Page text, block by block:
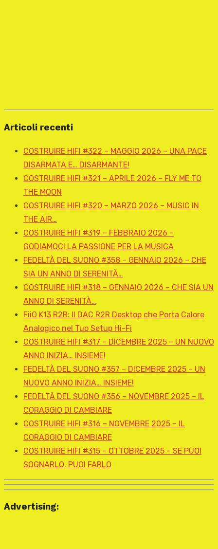
Articoli recenti
COSTRUIRE HIFI #322 – MAGGIO 2026 – UNA PACE
DISARMATA E… DISARMANTE!
COSTRUIRE HIFI #321 – APRILE 2026 – FLY ME TO
THE MOON
COSTRUIRE HIFI #320 – MARZO 2026 – MUSIC IN
THE AIR…
COSTRUIRE HIFI #319 – FEBBRAIO 2026 –
GODIAMOCI LA PASSIONE PER LA MUSICA
FEDELTÀ DEL SUONO #358 – GENNAIO 2026 – CHE
SIA UN ANNO DI SERENITÀ…
COSTRUIRE HIFI #318 – GENNAIO 2026 – CHE SIA UN
ANNO DI SERENITÀ…
FiiO K13 R2R: Il DAC R2R Desktop che Porta Calore
Analogico nel Tuo Setup Hi-Fi
COSTRUIRE HIFI #317 – DICEMBRE 2025 – UN NUOVO
ANNO INIZIA… INSIEME!
FEDELTÀ DEL SUONO #357 – DICEMBRE 2025 – UN
NUOVO ANNO INIZIA… INSIEME!
FEDELTÀ DEL SUONO #356 – NOVEMBRE 2025 – IL
CORAGGIO DI CAMBIARE
COSTRUIRE HIFI #316 – NOVEMBRE 2025 – IL
CORAGGIO DI CAMBIARE
COSTRUIRE HIFI #315 – OTTOBRE 2025 – SE PUOI
SOGNARLO, PUOI FARLO
Advertising: